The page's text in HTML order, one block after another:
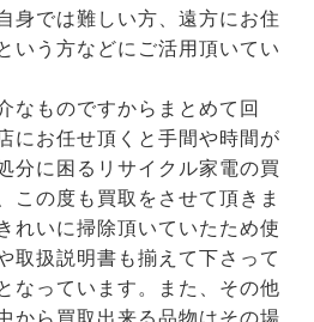
身では難しい方、遠方にお住
いう方などにご活用頂いてい
なものですからまとめて回
にお任せ頂くと手間や時間が
分に困るリサイクル家電の買
この度も買取をさせて頂きま
れいに掃除頂いていたため使
取扱説明書も揃えて下さって
なっています。また、その他
から買取出来る品物はその場